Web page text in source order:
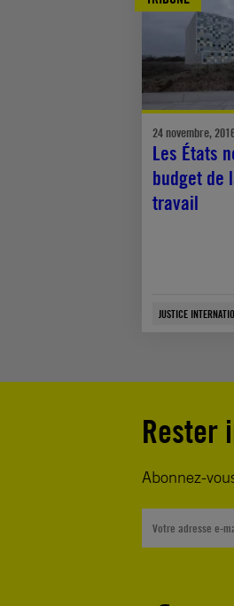
24 novembre,
Les États
budget de
travail
JUSTICE
Rester
Abonnez-